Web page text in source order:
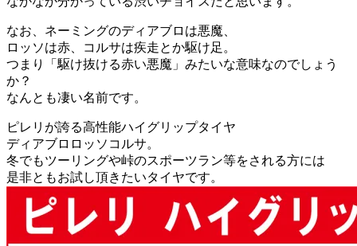
なお、ネーミングのディアブロは悪魔、
ロッソは赤、コルサは疾走とか駆け足。
つまり「駆け抜ける赤い悪魔」みたいな意味なのでしょう
か？
なんとも凄い名前です。
ピレリが誇る高性能ハイグリップタイヤ
ディアブロロッソコルサ。
冬でもツーリングや峠のスポーツラン等をされる方には
是非ともお試し頂きたいタイヤです。